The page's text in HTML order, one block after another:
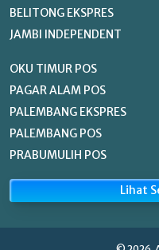
BELITONG EKSPRES
JAMBI INDEPENDENT
OKU TIMUR POS
PAGAR ALAM POS
PALEMBANG EKSPRES
PALEMBANG POS
PRABUMULIH POS
Lihat